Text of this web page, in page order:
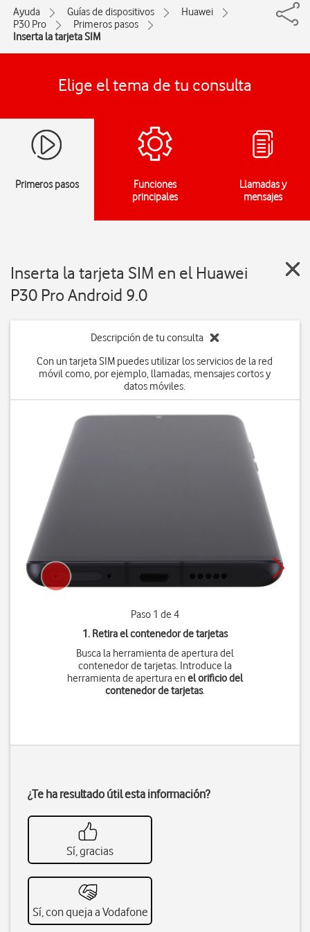
Ayuda Guías de dispositivos
Huawei
P30 Pro
Primeros pasos
Inserta la tarjeta SIM
Elige el tema de tu consulta
Primeros pasos
Funciones
principales
Llamadas y
mensajes
Inserta la tarjeta SIM en el Huawei
P30 Pro Android 9.0
Descripción de tu consulta
Con un tarjeta SIM puedes utilizar los servicios de la red
móvil como, por ejemplo, llamadas, mensajes cortos y
datos móviles.
Paso 1 de 4
1. Retira el contenedor de tarjetas
Busca la herramienta de apertura del
contenedor de tarjetas. Introduce la
herramienta de apertura enel orificio del
contenedor de tarjetas.
¿Te ha resultado útil esta información?
Sí, gracias
Sí, con queja a Vodafone